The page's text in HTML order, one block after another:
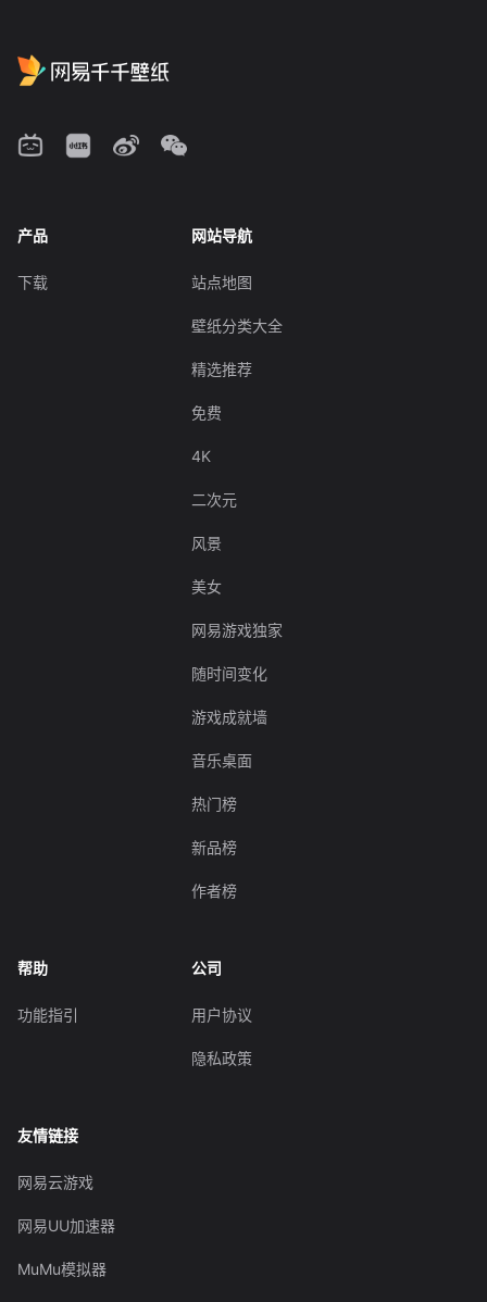
产品
下载
网站导航
站点地图
壁纸分类大全
精选推荐
免费
4K
二次元
风景
美女
网易游戏独家
随时间变化
游戏成就墙
音乐桌面
热门榜
新品榜
作者榜
帮助
功能指引
公司
用户协议
隐私政策
友情链接
网易云游戏
网易UU加速器
MuMu模拟器